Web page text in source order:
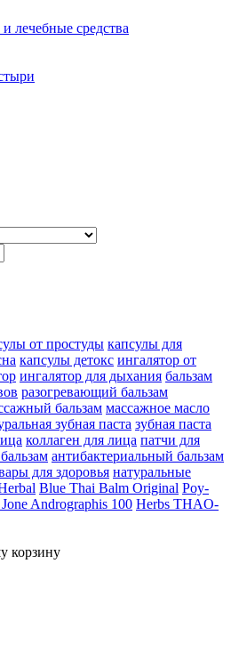
лечебные средства
от простуды капсулы для
капсулы детокс ингалятор от
ингалятор для дыхания бальзам
разогревающий бальзам
бальзам массажное масло
зубная паста зубная паста
коллаген для лица патчи для
антибактериальный бальзам
для здоровья натуральные
Blue Thai Balm Original Poy-
Andrographis 100 Herbs THAO-
корзину